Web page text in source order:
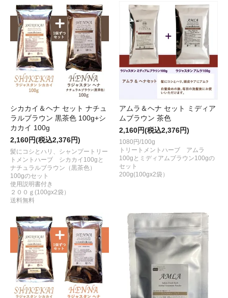
シカカイ＆ヘナ セット ナチュ
ラルブラウン 黒茶色 100g+シ
カカイ 100g
2,160円(税込2,376円)
髪にコシとハリ、シャンプートリー
トメントハーブ シカカイ100gと
ナチュラルブラウン（黒茶色）
100gのセット
使用説明書付き
２００ｇ(100gx2袋）
送料無料
アムラ＆ヘナ セット ミディア
ムブラウン 茶色
2,160円(税込2,376円)
1080円/100g
トリートメントハーブ アムラ
100gとミディアムブラウン100gの
セット
200g(100gx2袋）